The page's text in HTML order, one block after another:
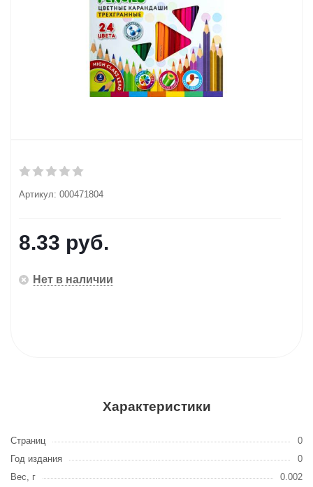
Артикул: 000471804
8.33 руб.
Нет в наличии
Характеристики
Страниц
0
Год издания
0
Вес, г
0.002